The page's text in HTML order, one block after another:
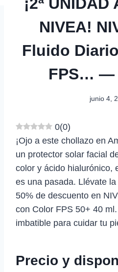
¡2ª UNIDAD
NIVEA!
Fluido
FPS… —
junio 4,
0(0)
¡Ojo a este chollazo en
un protector solar facial
color y ácido hialurónico,
es una pasada. Llévate
50% de descuento en
con Color FPS 50+ 40
imbatible para cuidar tu
Precio y